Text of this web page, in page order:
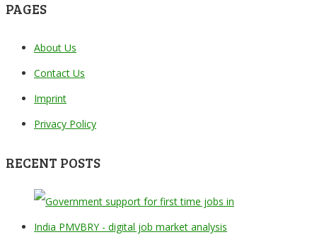
PAGES
About Us
Contact Us
Imprint
Privacy Policy
RECENT POSTS